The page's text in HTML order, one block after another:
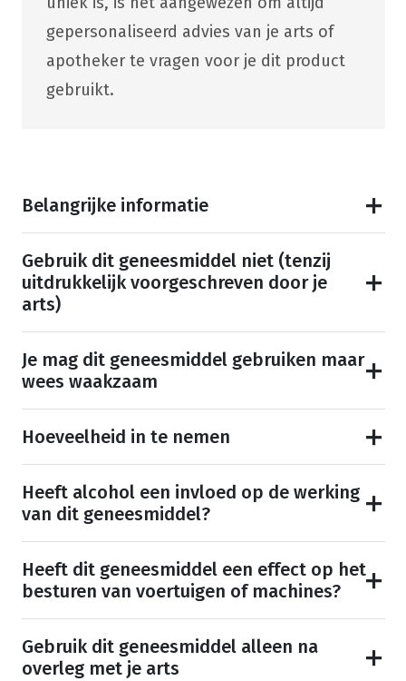
gepersonaliseerd advies van je arts of
apotheker te vragen voor je dit product
gebruikt.
Belangrijke informatie
Gebruik dit geneesmiddel niet (tenzij
uitdrukkelijk voorgeschreven door je
arts)
Je mag dit geneesmiddel gebruiken maar
wees waakzaam
Hoeveelheid in te nemen
Heeft alcohol een invloed op de werking
van dit geneesmiddel?
Heeft dit geneesmiddel een effect op het
besturen van voertuigen of machines?
Gebruik dit geneesmiddel alleen na
overleg met je arts